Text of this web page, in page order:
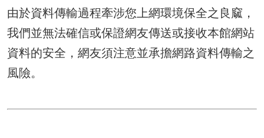
由於資料傳輸過程牽涉您上網環境保全之良窳，
我們並無法確信或保證網友傳送或接收本館網站
資料的安全，網友須注意並承擔網路資料傳輸之
風險。